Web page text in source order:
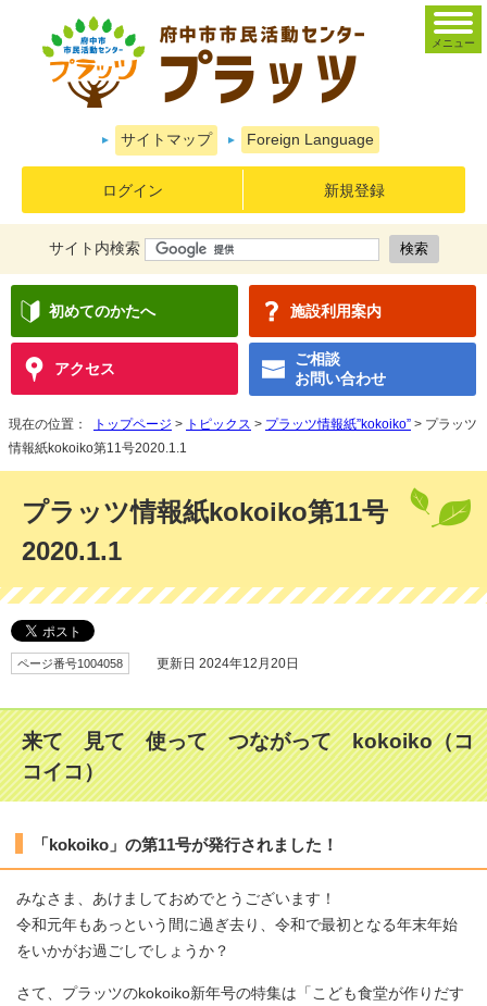
サイトマップ Foreign Language
ログイン 新規登録
サイト内検索
初めてのかたへ 施設利用案内
アクセス
ご相談
お問い合わせ
メニュー
現在の位置： トップページ > トピックス > プラッツ情報紙”kokoiko” > プラッツ
情報紙kokoiko第11号2020.1.1
プラッツ情報紙kokoiko第11号
2020.1.1
ページ番号1004058 更新日 2024年12月20日
来て 見て 使って つながって kokoiko（コ
コイコ）
「kokoiko」の第11号が発行されました！
みなさま、あけましておめでとうございます！
令和元年もあっという間に過ぎ去り、令和で最初となる年末年始
をいかがお過ごしでしょうか？
さて、プラッツのkokoiko新年号の特集は「こども食堂が作りだす